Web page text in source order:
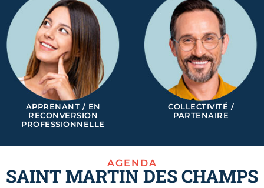
APPRENANT / EN
RECONVERSION
PROFESSIONNELLE
COLLECTIVITÉ /
PARTENAIRE
AGENDA
SAINT MARTIN DES CHAMPS